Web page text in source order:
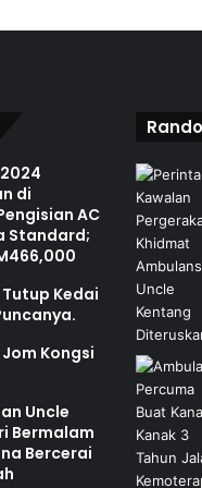
di
AC
Standard;
Kedai
Kongsi
Uncle
Bermalam
Bercerai